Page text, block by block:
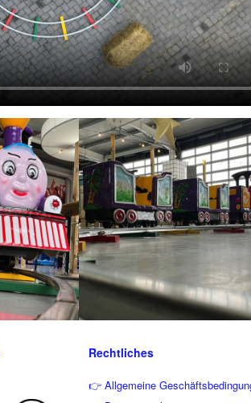
Rechtliches
👉 Allgemeine